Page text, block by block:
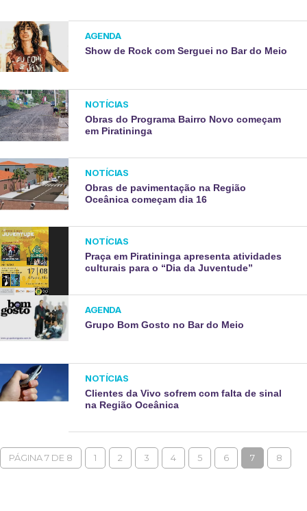
AGENDA
Show de Rock com Serguei no Bar do Meio
NOTÍCIAS
Obras do Programa Bairro Novo começam
em Piratininga
NOTÍCIAS
Obras de pavimentação na Região
Oceânica começam dia 16
NOTÍCIAS
Praça em Piratininga apresenta atividades
culturais para o “Dia da Juventude”
AGENDA
Grupo Bom Gosto no Bar do Meio
NOTÍCIAS
Clientes da Vivo sofrem com falta de sinal
na Região Oceânica
PÁGINA 7 DE 8 1 2 3 4 5 6 7 8